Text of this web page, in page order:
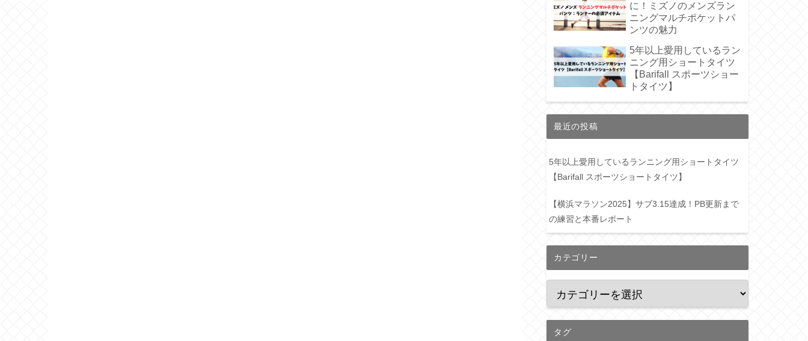
に！ミズノのメンズラン
ニングマルチポケットパ
ンツの魅力
5年以上愛用しているラン
ニング用ショートタイツ
【Barifall スポーツショー
トタイツ】
最近の投稿
5年以上愛用しているランニング用ショートタイツ
【Barifall スポーツショートタイツ】
【横浜マラソン2025】サブ3.15達成！PB更新まで
の練習と本番レポート
カテゴリー
タグ